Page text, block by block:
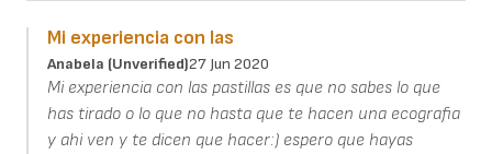
Mi experiencia con las
Anabela (unverified)27 Jun 2020
Mi experiencia con las pastillas es que no sabes lo que
has tirado o lo que no hasta que te hacen una ecografia
y ahi ven y te dicen que hacer:) espero que hayas